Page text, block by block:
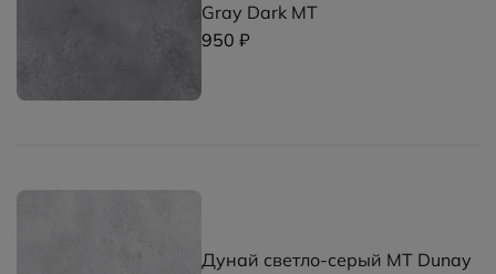
Gray Dark MT
950 ₽
Дунай светло-серый MT Dunay